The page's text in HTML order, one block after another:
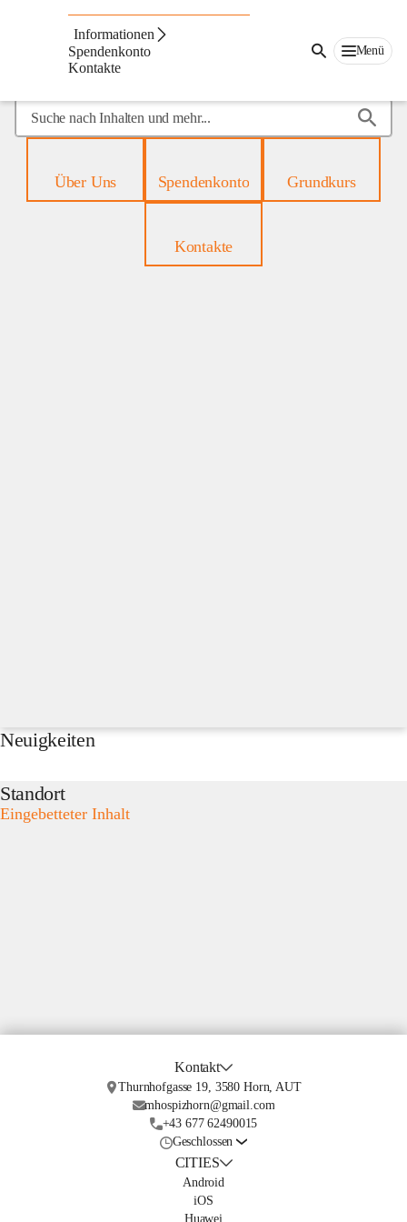
Informationen
Spendenkonto
Kontakte
Menü
Suche
nach
mehr...Über Uns Spendenkonto Grundkurs
Kontakte
Neuigkeiten
Standort
Eingebetteter Inhalt
Kontakt
Thurnhofgasse 19, 3580 Horn, AUT
mhospizhorn@gmail.com
+43 677 62490015
Geschlossen
CITIES
Android
iOS
Huawei